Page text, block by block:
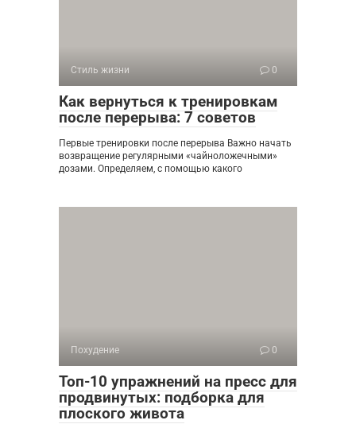
Стиль жизни 0
Как вернуться к тренировкам
после перерыва: 7 советов
Первые тренировки после перерыва Важно начать
возвращение регулярными «чайноложечными»
дозами. Определяем, с помощью какого
Похудение 0
Топ-10 упражнений на пресс для
продвинутых: подборка для
плоского живота